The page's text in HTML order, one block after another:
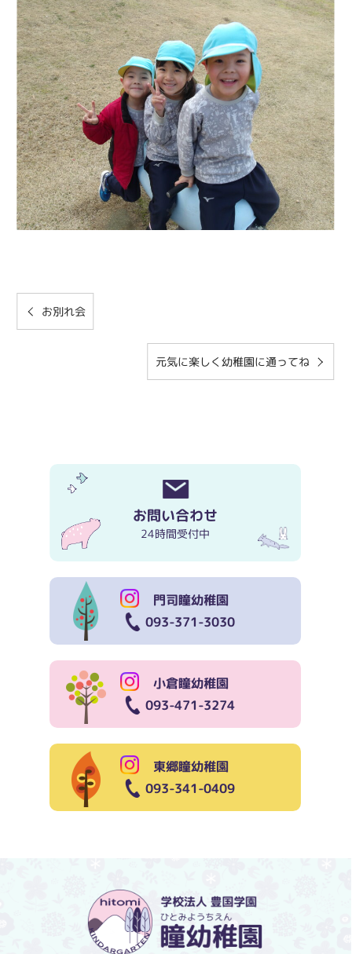
お別れ会
元気に楽しく幼稚園に通ってね
お問い合わせ
24時間受付中
門司瞳幼稚園
093-371-3030
小倉瞳幼稚園
093-471-3274
東郷瞳幼稚園
093-341-0409